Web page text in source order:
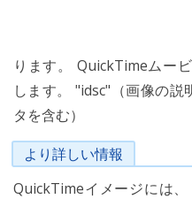
ります。 QuickTimeムー
します。 "idsc"（画像の
タを含む）
より詳しい情報
QuickTimeイメージには、